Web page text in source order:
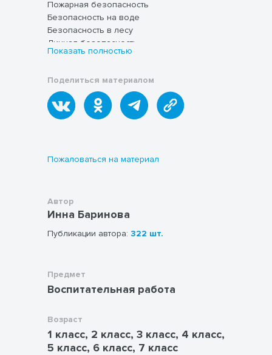
Пожарная безопасность
Безопасность на воде
Безопасность в лесу
Личная безопасность
Медицинская безопасность
Электробезопасность
Действия в чрезвычайных ситуациях
Полезные советы
Памятка направлена на повышение
летнем лагере. Она поможет
отдыху.
Памятка может быть использован как
информационный материал для
подготовки детей к летнему отдыху или
как справочный документ для
Показать полностью
Поделиться материалом
Пожаловаться на материал
Автор
Инна Баринова
Публикации автора: 322 шт.
Предмет
Воспитательная работа
Возраст
1 класс, 2 класс, 3 класс, 4 класс,
5 класс, 6 класс, 7 класс